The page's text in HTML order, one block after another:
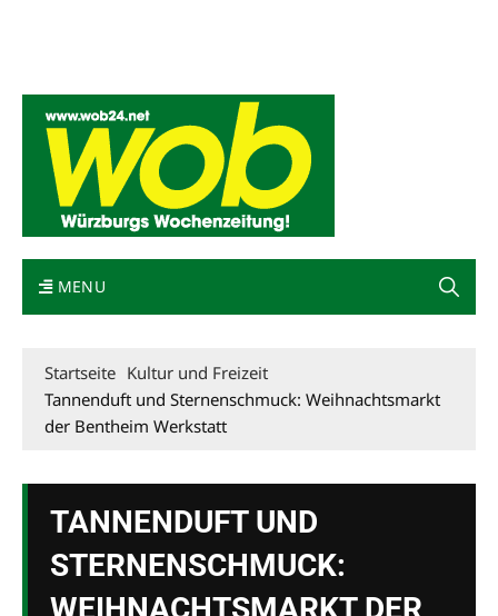
MENU
Startseite Kultur und Freizeit
Tannenduft und Sternenschmuck: Weihnachtsmarkt
der Bentheim Werkstatt
TANNENDUFT UND
STERNENSCHMUCK: